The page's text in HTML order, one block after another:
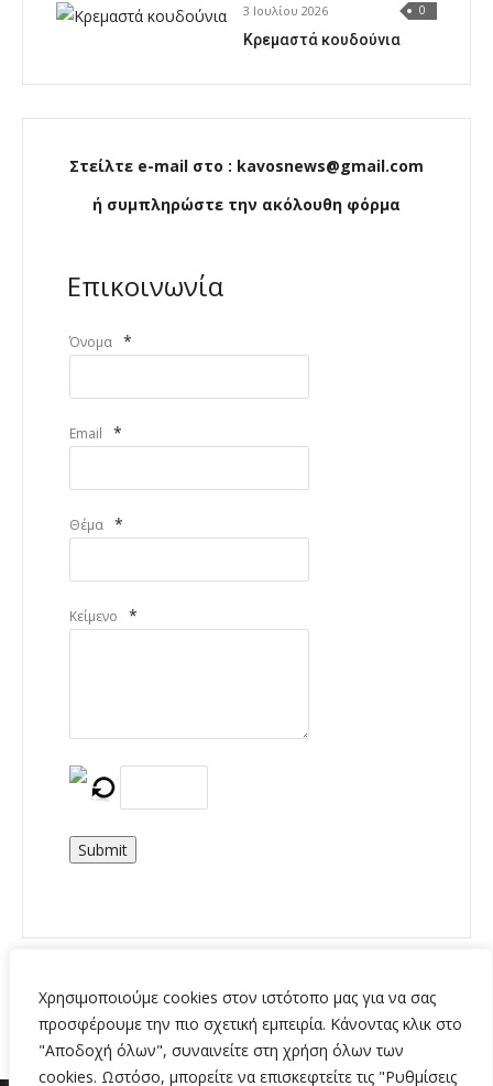
Χρησιμοποιούμε cookies στον ιστότοπο μας για να σας
προσφέρουμε την πιο σχετική εμπειρία. Κάνοντας κλικ στο
"Αποδοχή όλων", συναινείτε στη χρήση όλων των
cookies. Ωστόσο, μπορείτε να επισκεφτείτε τις "Ρυθμίσεις
3 Ιουλίου 2026 0
Κρεμαστά κουδούνια
Στείλτε e-mail στο : kavosnews@gmail.com
ή συμπληρώστε την ακόλουθη φόρμα
Επικοινωνία
Όνομα *
Email *
Θέμα *
Κείμενο *
Submit